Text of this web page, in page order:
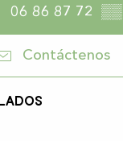
06 86 87 72 ▒▒
Contáctenos